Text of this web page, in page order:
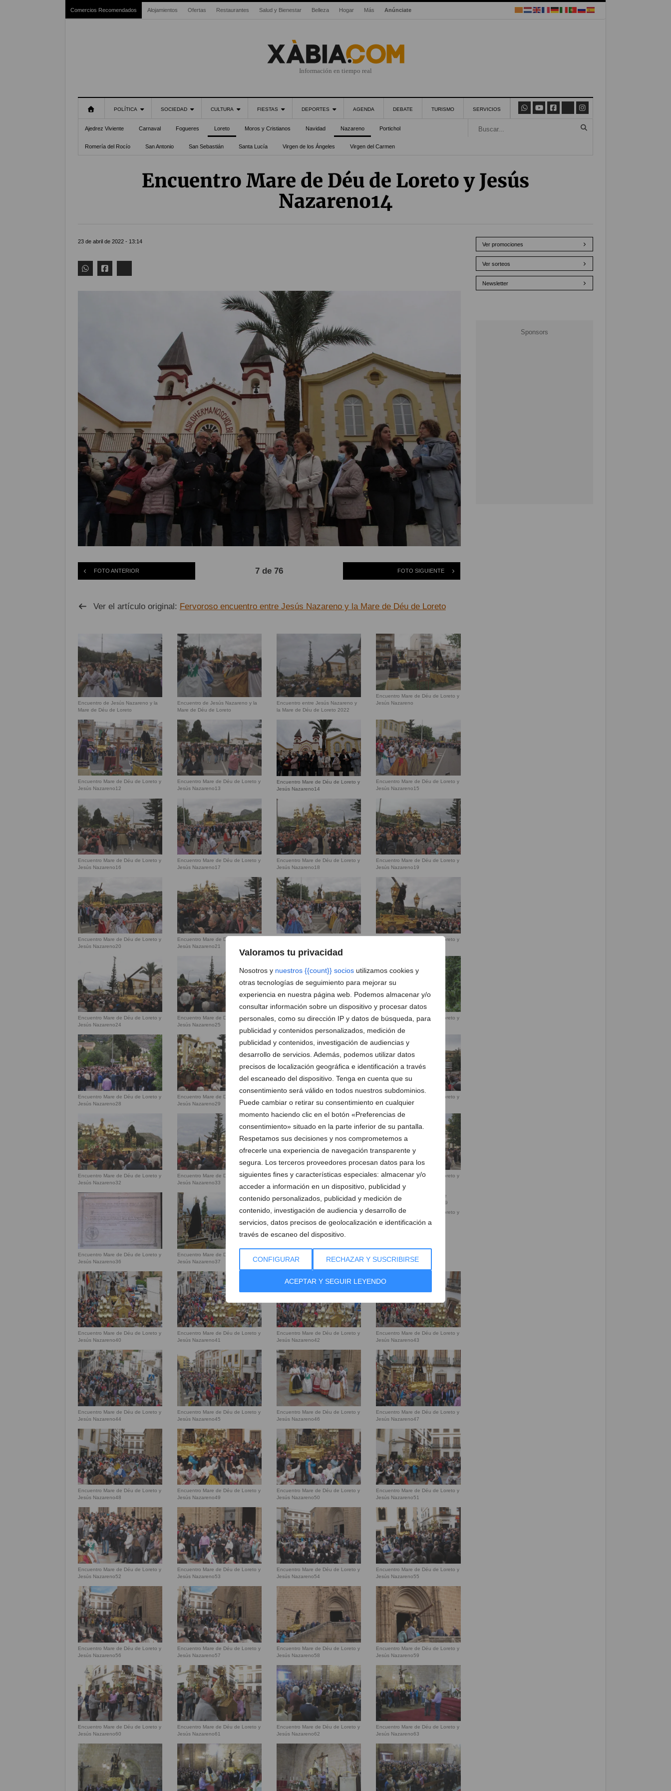
Valoramos tu privacidad
Nosotros y nuestros {{count}} socios utilizamos cookies y
otras tecnologías de seguimiento para mejorar su
experiencia en nuestra página web. Podemos almacenar y/o
consultar información sobre un dispositivo y procesar datos
personales, como su dirección IP y datos de búsqueda, para
publicidad y contenidos personalizados, medición de
publicidad y contenidos, investigación de audiencias y
desarrollo de servicios. Además, podemos utilizar datos
precisos de localización geográfica e identificación a través
del escaneado del dispositivo. Tenga en cuenta que su
consentimiento será válido en todos nuestros subdominios.
Puede cambiar o retirar su consentimiento en cualquier
momento haciendo clic en el botón «Preferencias de
consentimiento» situado en la parte inferior de su pantalla.
Respetamos sus decisiones y nos comprometemos a
ofrecerle una experiencia de navegación transparente y
segura. Los terceros proveedores procesan datos para los
siguientes fines y características especiales: almacenar y/o
acceder a información en un dispositivo, publicidad y
contenido personalizados, publicidad y medición de
contenido, investigación de audiencia y desarrollo de
servicios, datos precisos de geolocalización e identificación a
través de escaneo del dispositivo.
CONFIGURAR RECHAZAR Y SUSCRIBIRSE
ACEPTAR Y SEGUIR LEYENDO
Comercios Recomendados Alojamientos Ofertas Restaurantes Salud y Bienestar Belleza Hogar Más Anúnciate
Información en tiempo real
POLÍTICA SOCIEDAD CULTURA FIESTAS DEPORTES AGENDA DEBATE TURISMO SERVICIOS
Ajedrez Viviente Carnaval Fogueres Loreto Moros y Cristianos Navidad Nazareno Portichol
Romería del Rocío San Antonio San Sebastián Santa Lucía Virgen de los Ángeles Virgen del Carmen
Encuentro Mare de Déu de Loreto y Jesús
Nazareno14
23 de abril de 2022 - 13:14
FOTO ANTERIOR 7 de 76 FOTO SIGUIENTE
Ver el artículo original: Fervoroso encuentro entre Jesús Nazareno y la Mare de Déu de Loreto
Encuentro de Jesús Nazareno y la
Mare de Déu de Loreto
Encuentro de Jesús Nazareno y la
Mare de Déu de Loreto
Encuentro entre Jesús Nazareno y
la Mare de Déu de Loreto 2022
Encuentro Mare de Déu de Loreto y
Jesús Nazareno
Encuentro Mare de Déu de Loreto y
Jesús Nazareno12
Encuentro Mare de Déu de Loreto y
Jesús Nazareno13
Encuentro Mare de Déu de Loreto y
Jesús Nazareno14
Encuentro Mare de Déu de Loreto y
Jesús Nazareno15
Encuentro Mare de Déu de Loreto y
Jesús Nazareno16
Encuentro Mare de Déu de Loreto y
Jesús Nazareno17
Encuentro Mare de Déu de Loreto y
Jesús Nazareno18
Encuentro Mare de Déu de Loreto y
Jesús Nazareno19
Encuentro Mare de Déu de Loreto y
Jesús Nazareno20
Encuentro Mare de Déu de Loreto y
Jesús Nazareno21
Encuentro Mare de Déu de Loreto y
Encuentro Mare de Déu de Loreto y
Jesús Nazareno24
Encuentro Mare de Déu de Loreto y
Jesús Nazareno25
Encuentro Mare de Déu de Loreto y
Encuentro Mare de Déu de Loreto y
Encuentro Mare de Déu de Loreto y
Jesús Nazareno28
Encuentro Mare de Déu de Loreto y
Jesús Nazareno29
Jesús Nazareno30
Encuentro Mare de Déu de Loreto y
Jesús Nazareno31
Encuentro Mare de Déu de Loreto y
Jesús Nazareno32
Encuentro Mare de Déu de Loreto y
Jesús Nazareno33
Encuentro Mare de Déu de Loreto y
Encuentro Mare de Déu de Loreto y
Encuentro Mare de Déu de Loreto y
Jesús Nazareno36
Encuentro Mare de Déu de Loreto y
Jesús Nazareno37
Jesús Nazareno38
Encuentro Mare de Déu de Loreto y
Jesús Nazareno39
Encuentro Mare de Déu de Loreto y
Jesús Nazareno40
Encuentro Mare de Déu de Loreto y
Jesús Nazareno41
Encuentro Mare de Déu de Loreto y
Jesús Nazareno42
Encuentro Mare de Déu de Loreto y
Jesús Nazareno43
Encuentro Mare de Déu de Loreto y
Jesús Nazareno44
Encuentro Mare de Déu de Loreto y
Jesús Nazareno45
Encuentro Mare de Déu de Loreto y
Jesús Nazareno46
Encuentro Mare de Déu de Loreto y
Jesús Nazareno47
Encuentro Mare de Déu de Loreto y
Jesús Nazareno48
Encuentro Mare de Déu de Loreto y
Jesús Nazareno49
Encuentro Mare de Déu de Loreto y
Jesús Nazareno50
Encuentro Mare de Déu de Loreto y
Jesús Nazareno51
Encuentro Mare de Déu de Loreto y
Jesús Nazareno52
Encuentro Mare de Déu de Loreto y
Jesús Nazareno53
Encuentro Mare de Déu de Loreto y
Jesús Nazareno54
Encuentro Mare de Déu de Loreto y
Jesús Nazareno55
Encuentro Mare de Déu de Loreto y
Jesús Nazareno56
Encuentro Mare de Déu de Loreto y
Jesús Nazareno57
Encuentro Mare de Déu de Loreto y
Jesús Nazareno58
Encuentro Mare de Déu de Loreto y
Jesús Nazareno59
Encuentro Mare de Déu de Loreto y
Jesús Nazareno60
Encuentro Mare de Déu de Loreto y
Jesús Nazareno61
Encuentro Mare de Déu de Loreto y
Jesús Nazareno62
Encuentro Mare de Déu de Loreto y
Jesús Nazareno63
Ver promociones
Ver sorteos
Newsletter